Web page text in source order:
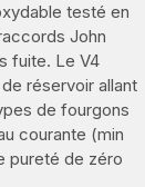
testé en
John
fuite. Le V4
réservoir allant
de fourgons
courante (min
pureté de zéro